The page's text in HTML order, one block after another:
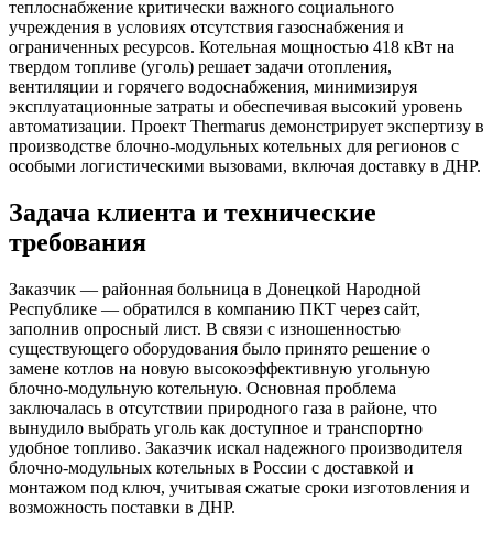
теплоснабжение критически важного социального
учреждения в условиях отсутствия газоснабжения и
ограниченных ресурсов. Котельная мощностью 418 кВт на
твердом топливе (уголь) решает задачи отопления,
вентиляции и горячего водоснабжения, минимизируя
эксплуатационные затраты и обеспечивая высокий уровень
автоматизации. Проект Thermarus демонстрирует экспертизу в
производстве блочно-модульных котельных для регионов с
особыми логистическими вызовами, включая доставку в ДНР.
Задача клиента и технические
требования
Заказчик — районная больница в Донецкой Народной
Республике — обратился в компанию ПКТ через сайт,
заполнив опросный лист. В связи с изношенностью
существующего оборудования было принято решение о
замене котлов на новую высокоэффективную угольную
блочно-модульную котельную. Основная проблема
заключалась в отсутствии природного газа в районе, что
вынудило выбрать уголь как доступное и транспортно
удобное топливо. Заказчик искал надежного производителя
блочно-модульных котельных в России с доставкой и
монтажом под ключ, учитывая сжатые сроки изготовления и
возможность поставки в ДНР.